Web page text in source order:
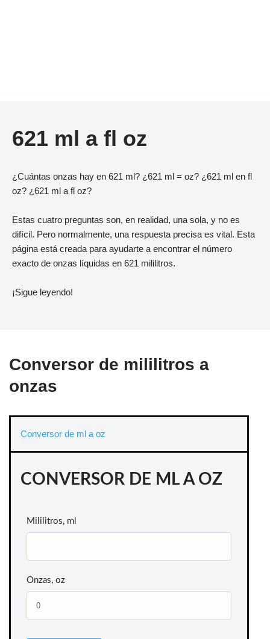
621 ml a fl oz
¿Cuántas onzas hay en 621 ml? ¿621 ml = oz? ¿621 ml en fl
oz? ¿621 ml a fl oz?
Estas cuatro preguntas son, en realidad, una sola, y no es
difícil. Pero normalmente, una respuesta precisa es vital. Esta
página está creada para ayudarte a encontrar el número
exacto de onzas líquidas en 621 mililitros.
¡Sigue leyendo!
Conversor de mililitros a
onzas
Conversor de ml a oz
CONVERSOR DE ML A OZ
Mililitros, ml
Onzas, oz